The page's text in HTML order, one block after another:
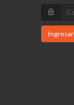
Ingresar